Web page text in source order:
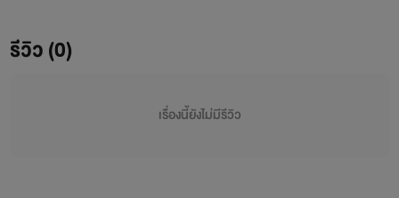
รีวิว (0)
เรื่องนี้ยังไม่มีรีวิว